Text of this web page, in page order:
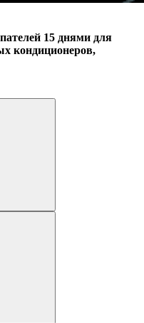
15 днями для
кондиционеров,